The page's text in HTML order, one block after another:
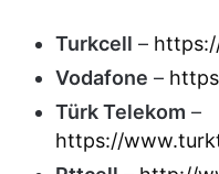
Turkcell –
Vodafone –
Türk Telekom –
https://